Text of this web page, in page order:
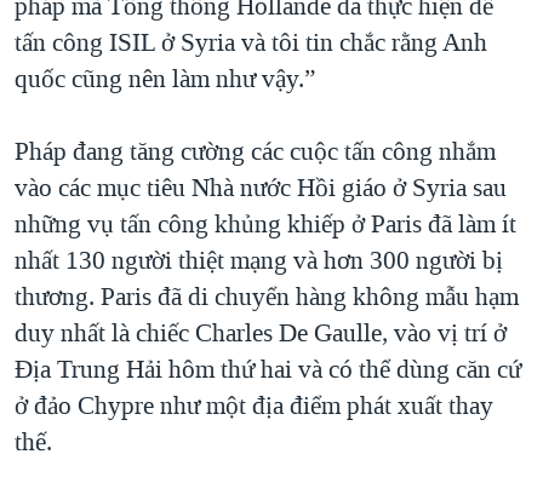
tấn công ISIL ở Syria và tôi tin chắc rằng Anh
quốc cũng nên làm như vậy.”
Pháp đang tăng cường các cuộc tấn công nhắm
vào các mục tiêu Nhà nước Hồi giáo ở Syria sau
những vụ tấn công khủng khiếp ở Paris đã làm ít
nhất 130 người thiệt mạng và hơn 300 người bị
thương. Paris đã di chuyển hàng không mẫu hạm
duy nhất là chiếc Charles De Gaulle, vào vị trí ở
Địa Trung Hải hôm thứ hai và có thể dùng căn cứ
ở đảo Chypre như một địa điểm phát xuất thay
thế.